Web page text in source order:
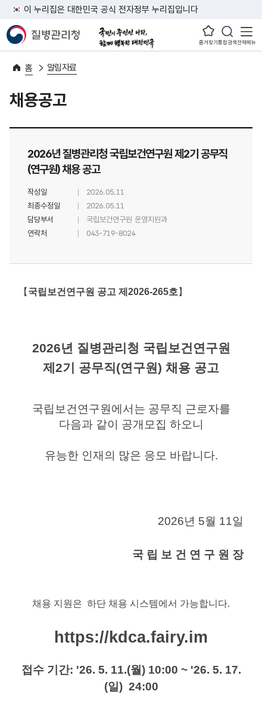
이 누리집은 대한민국 공식 전자정부 누리집입니다
즐겨찾기통합검색전체메뉴
홈 알림자료
채용공고
2026년 질병관리청 국립보건연구원 제2기 공무직
(연구원) 채용 공고
작성일
2026.05.11
최종수정일
2026.05.11
담당부서
국립보건연구원 운영지원과
연락처
043-719-8024
【 국립보건연구원 공고 제2026-265호 】
2026년 질병관리청 국립보건연구원
제2기 공무직(연구원) 채용 공고
국립보건연구원에서는 공무직 근로자를
다음과 같이 공개모집 하오니
유능한 인재의 많은 응모 바랍니다.
2026년 5월 11일
국 립 보 건 연 구 원 장
채용 지원은 하단 채용 시스템에서 가능합니다.
https://kdca.fairy.im
접수 기간: '26. 5. 11.(월) 10:00 ~ '26. 5. 17.
(일) 24:00